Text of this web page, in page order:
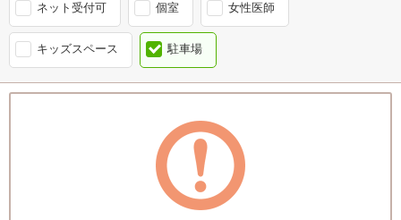
ネット受付可 個室 女性医師
キッズスペース 駐車場